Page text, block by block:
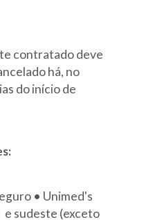
contratado deve
há, no
do início de
• Unimed's
e sudeste (exceto